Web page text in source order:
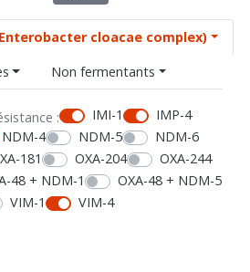
cloacae complex)
Non fermentants
: IMI-1
IMP-4
NDM-4 NDM-5
NDM-6
181 OXA-204
OXA-244
48 + NDM-1
OXA-48 + NDM-5
VIM-1
VIM-4